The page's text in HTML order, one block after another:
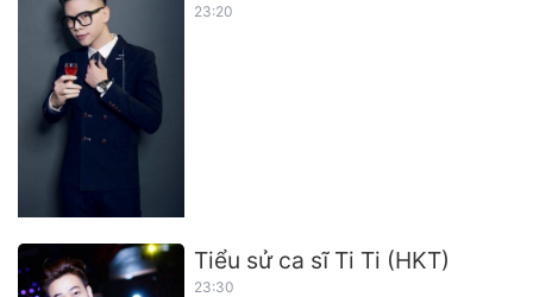
23:20
Tiểu sử ca sĩ Ti Ti (HKT)
23:30